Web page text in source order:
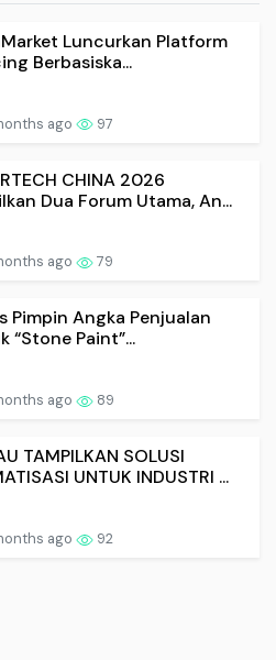
Luncurkan Platform
Berbasiska...
ago 97
CHINA 2026
Dua Forum Utama, An...
ago 79
Pimpin Angka Penjualan
“Stone Paint”...
ago 89
TAMPILKAN SOLUSI
UNTUK INDUSTRI ...
ago 92